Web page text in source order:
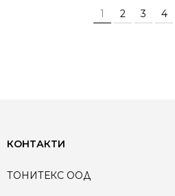
1 2 3 4
КОНТАКТИ
ТОНИТЕКС ООД